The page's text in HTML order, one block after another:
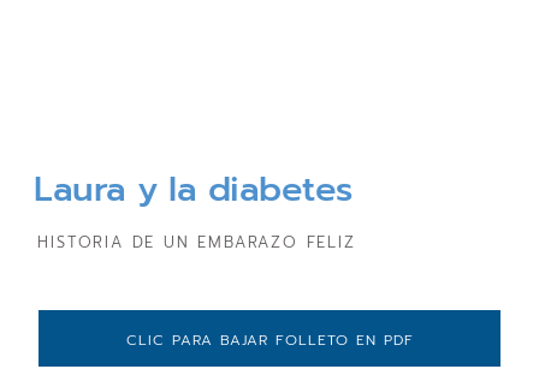
Laura y la diabetes
HISTORIA DE UN EMBARAZO FELIZ
CLIC PARA BAJAR FOLLETO EN PDF